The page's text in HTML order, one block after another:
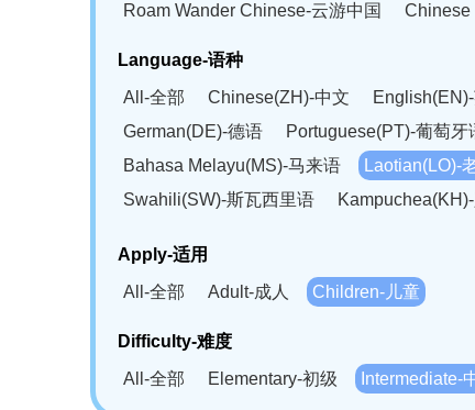
Roam Wander Chinese-云游中国 Chinese
Language-语种
All-全部
Chinese(ZH)-中文
German(DE)-德语
Portuguese(PT)-葡萄牙
Bahasa Melayu(MS)-马来语
Laotian(LO)-
Swahili(SW)-斯瓦西里语
Apply-适用
All-全部
Adult-成人 Children-儿童
Difficulty-难度
All-全部
Elementary-初级 Intermediate-